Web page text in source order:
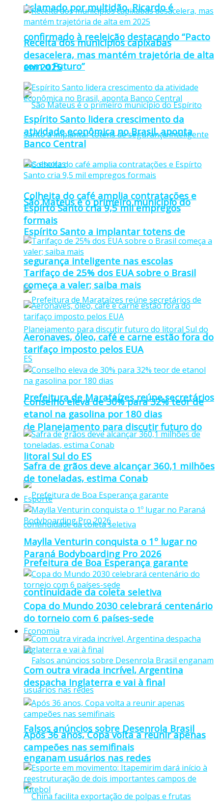
Aclamado por multidão, Ricardo é
confirmado à reeleição destacando “Pacto
com o Futuro”
São Mateus é o primeiro município do
Espírito Santo a implantar totens de
segurança inteligente nas escolas
Prefeitura de Marataízes reúne secretários
de Planejamento para discutir futuro do
litoral Sul do ES
Prefeitura de Boa Esperança garante
continuidade da coleta seletiva
Economia
Falsos anúncios sobre Desenrola Brasil
enganam usuários nas redes
Receita dos municípios capixabas
desacelera, mas mantém trajetória de alta
em 2025
Espírito Santo lidera crescimento da
atividade econômica no Brasil, aponta
Banco Central
Colheita do café amplia contratações e
Espírto Santo cria 9,5 mil empregos
formais
Tarifaço de 25% dos EUA sobre o Brasil
começa a valer; saiba mais
Aeronaves, óleo, café e carne estão fora do
tarifaço imposto pelos EUA
Conselho eleva de 30% para 32% teor de
etanol na gasolina por 180 dias
Safra de grãos deve alcançar 360,1 milhões
de toneladas, estima Conab
Esporte
Maylla Venturin conquista o 1º lugar no
Paraná Bodyboarding Pro 2026
Copa do Mundo 2030 celebrará centenário
do torneio com 6 países-sede
Com outra virada incrível, Argentina
despacha Inglaterra e vai à final
Após 36 anos, Copa volta a reunir apenas
campeões nas semifinais